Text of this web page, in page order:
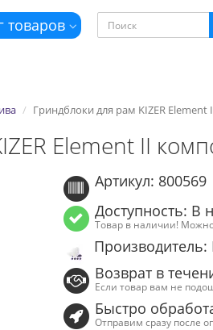
товаров
Гриндблоки для рам KIZER
Element II
Артикул: 800569
Доступность: В
Товар в наличии!
Производитель:
Возврат в
Если товар вам не
Быстро
Отправим сразу после